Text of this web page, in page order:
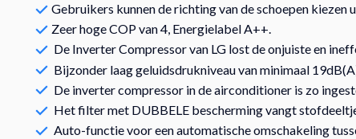
Gebruikers kunnen de richting van de schoepen
Zeer hoge COP van 4, Energielabel A++.
De Inverter Compressor van LG lost de onjuiste en
Bijzonder laag geluidsdrukniveau van minimaal
De inverter compressor in de airconditioner is zo
Het filter met DUBBELE bescherming vangt
Auto-functie voor een automatische omschakeling